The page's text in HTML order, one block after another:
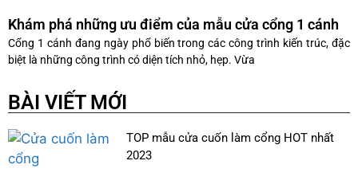
Khám phá những ưu điểm của mẫu cửa cổng 1 cánh
Cổng 1 cánh đang ngày phổ biến trong các công trình kiến trúc, đặc
biệt là những công trình có diện tích nhỏ, hẹp. Vừa
BÀI VIẾT MỚI
TOP mẫu cửa cuốn làm cổng HOT nhất
2023